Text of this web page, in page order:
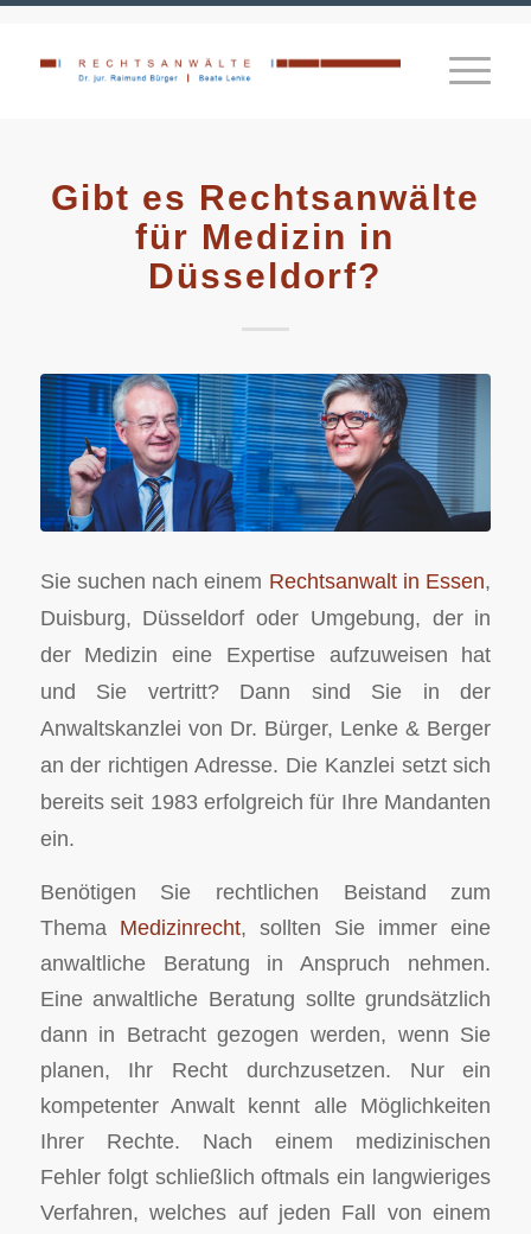
Gibt es Rechtsanwälte
für Medizin in
Düsseldorf?
Sie suchen nach einem Rechtsanwalt in Essen,
Duisburg, Düsseldorf oder Umgebung, der in
der Medizin eine Expertise aufzuweisen hat
und Sie vertritt? Dann sind Sie in der
Anwaltskanzlei von Dr. Bürger, Lenke & Berger
an der richtigen Adresse. Die Kanzlei setzt sich
bereits seit 1983 erfolgreich für Ihre Mandanten
ein.
Benötigen Sie rechtlichen Beistand zum
Thema Medizinrecht, sollten Sie immer eine
anwaltliche Beratung in Anspruch nehmen.
Eine anwaltliche Beratung sollte grundsätzlich
dann in Betracht gezogen werden, wenn Sie
planen, Ihr Recht durchzusetzen. Nur ein
kompetenter Anwalt kennt alle Möglichkeiten
Ihrer Rechte. Nach einem medizinischen
Fehler folgt schließlich oftmals ein langwieriges
Verfahren, welches auf jeden Fall von einem